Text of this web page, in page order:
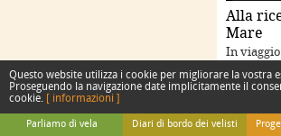
For development
purposes only
Alla
Mare
In
rotta
Parliamo di vela Diari di bordo dei velisti
Questo website utilizza i cookie per migliorare la vostra
Proseguendo la navigazione date implicitamente il
cookie. [ informazioni ]